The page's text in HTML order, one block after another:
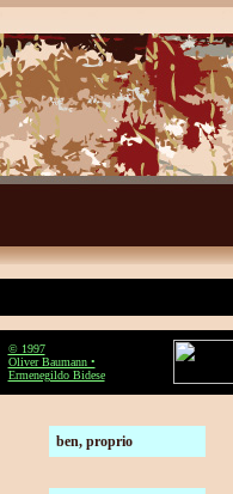
© 1997
Oliver Baumann •
Ermenegildo Bidese
ben, proprio